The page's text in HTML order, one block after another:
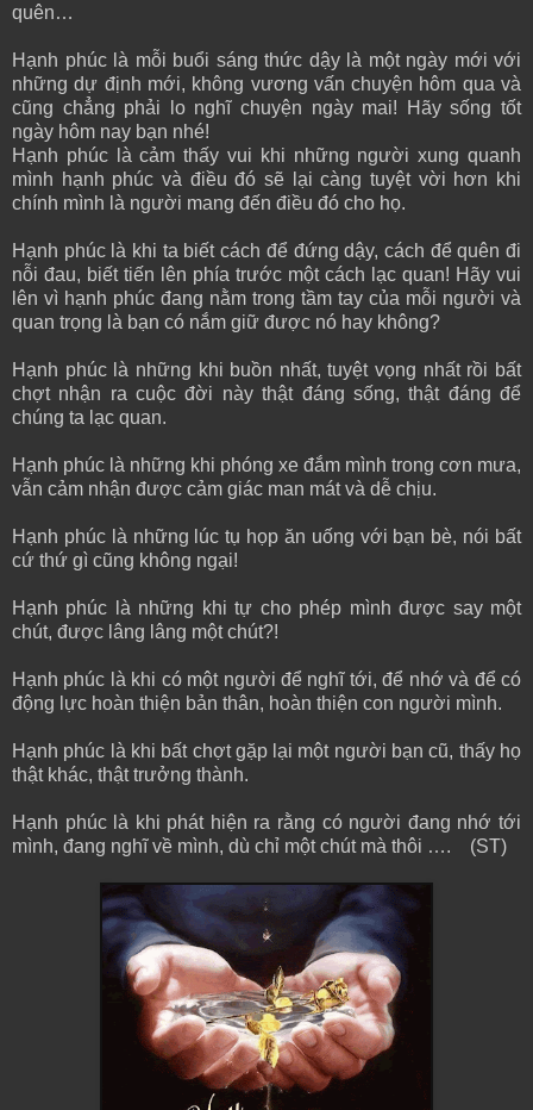
quên…
Hạnh phúc là mỗi buổi sáng thức dậy là một ngày mới với
những dự định mới, không vương vấn chuyện hôm qua và
cũng chẳng phải lo nghĩ chuyện ngày mai! Hãy sống tốt
ngày hôm nay bạn nhé!
Hạnh phúc là cảm thấy vui khi những người xung quanh
mình hạnh phúc và điều đó sẽ lại càng tuyệt vời hơn khi
chính mình là người mang đến điều đó cho họ.
Hạnh phúc là khi ta biết cách để đứng dậy, cách để quên đi
nỗi đau, biết tiến lên phía trước một cách lạc quan! Hãy vui
lên vì hạnh phúc đang nằm trong tầm tay của mỗi người và
quan trọng là bạn có nắm giữ được nó hay không?
Hạnh phúc là những khi buồn nhất, tuyệt vọng nhất rồi bất
chợt nhận ra cuộc đời này thật đáng sống, thật đáng để
chúng ta lạc quan.
Hạnh phúc là những khi phóng xe đắm mình trong cơn mưa,
vẫn cảm nhận được cảm giác man mát và dễ chịu.
Hạnh phúc là những lúc tụ họp ăn uống với bạn bè, nói bất
cứ thứ gì cũng không ngại!
Hạnh phúc là những khi tự cho phép mình được say một
chút, được lâng lâng một chút?!
Hạnh phúc là khi có một người để nghĩ tới, để nhớ và để có
động lực hoàn thiện bản thân, hoàn thiện con người mình.
Hạnh phúc là khi bất chợt gặp lại một người bạn cũ, thấy họ
thật khác, thật trưởng thành.
Hạnh phúc là khi phát hiện ra rằng có người đang nhớ tới
mình, đang nghĩ về mình, dù chỉ một chút mà thôi …. (ST)